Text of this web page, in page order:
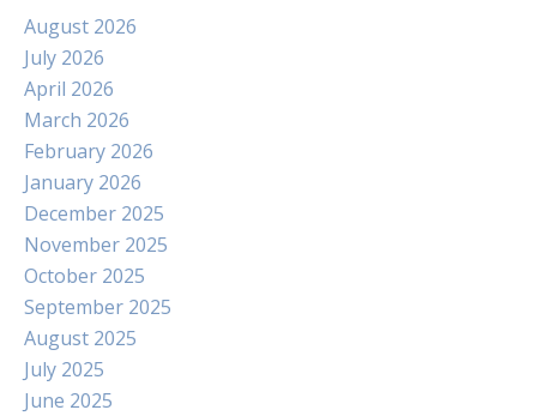
August 2026
July 2026
April 2026
March 2026
February 2026
January 2026
December 2025
November 2025
October 2025
September 2025
August 2025
July 2025
June 2025